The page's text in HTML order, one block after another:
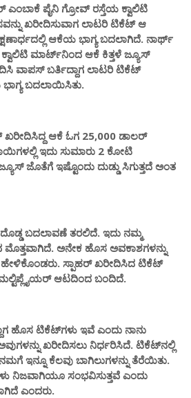
ಎಂಬಾಕೆ ಪೈನಿ ಗ್ರೋವ್ ರಸ್ತೆಯ ಕ್ವಾಲಿಟಿ
ಖರೀದಿಸುವಾಗ ಲಾಟರಿ ಟಿಕೆಟ್‌ ಆ
ಆಕೆಯ ಭಾಗ್ಯ ಬದಲಾಗಿದೆ. ನಾರ್ಥ್
ಕ್ವಾಲಿಟಿ ಮಾರ್ಟ್‌ನಿಂದ ಆಕೆ ಕಿತ್ತಳೆ ಜ್ಯೂಸ್‌
ವಾಪಸ್‌ ಬರ್ತಿದ್ದಾಗ ಲಾಟರಿ ಟಿಕೆಟ್‌
ಬದಲಾಯಿಸಿತು.
ಆಕೆ ಓಗ 25,000 ಡಾಲರ್‌
ಇದು ಸುಮಾರು 2 ಕೋಟಿ
ಜೊತೆಗೆ ಇಷ್ಟೊಂದು ದುಡ್ಡು ಸಿಗುತ್ತದೆ ಅಂತ
ದೊಡ್ಡ ಬದಲಾವಣೆ ತರಲಿದೆ. ಇದು ನಮ್ಮ
ಅನೇಕ ಹೊಸ ಅವಕಾಶಗಳನ್ನು
ಸ್ಪಾಹರ್ ಖರೀದಿಸಿದ ಟಿಕೆಟ್
ಆಟದಿಂದ ಬಂದಿದೆ.
ಹೊಸ ಟಿಕೆಟ್‌ಗಳು ಇವೆ ಎಂದು ನಾನು
ಖರೀದಿಸಲು ನಿರ್ಧರಿಸಿದೆ. ಟಿಕೆಟ್‌ನಲ್ಲಿ
ಇನ್ನೂ ಕೆಲವು ಬಾಗಿಲುಗಳನ್ನು ತೆರೆಯಿತು.
ನಿಜವಾಗಿಯೂ ಸಂಭವಿಸುತ್ತವೆ ಎಂದು
ಎಂದರು.